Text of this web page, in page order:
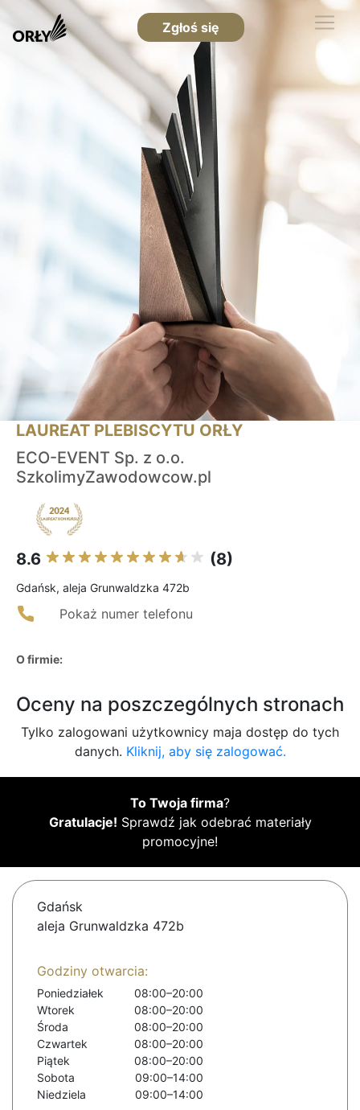
Zgłoś się
LAUREAT PLEBISCYTU ORŁY
ECO-EVENT Sp. z o.o.
SzkolimyZawodowcow.pl
8.6 (8)
Gdańsk, aleja Grunwaldzka 472b
Pokaż numer telefonu
O firmie:
Oceny na poszczególnych stronach
Tylko zalogowani użytkownicy maja dostęp do tych
danych. Kliknij, aby się zalogować.
To Twoja firma?
Gratulacje! Sprawdź jak odebrać materiały
promocyjne!
Gdańsk
aleja Grunwaldzka 472b
Godziny otwarcia:
Poniedziałek
08:00–20:00
Wtorek
08:00–20:00
Środa
08:00–20:00
Czwartek
08:00–20:00
Piątek
08:00–20:00
Sobota
09:00–14:00
Niedziela
09:00–14:00